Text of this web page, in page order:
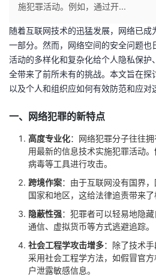
主
页
的
开
发
者
我
的
博
客
我
的
论
坛
我
的
圈
子
我
的
直
我
的
我
施犯罪活动。例如，通过开...
随着互联网技术的迅猛发展，网络已成
一部分。然而，网络空间的安全问题也
活动的多样化和复杂化给个人隐私保护
全带来了前所未有的挑战。本文旨在探
以及个人和组织应如何有效防范和应对
一、网络犯罪的新特点
高度专业化：网络犯罪分子往往
用最新的信息技术实施犯罪活动。
病毒等工具进行攻击。
跨境作案：由于互联网没有国界
国家和地区，这给法律追责带来了
隐蔽性强：犯罪者可以轻易地隐
通信、虚拟货币等方式逃避追踪。
社会工程学攻击增多：除了技术
采用社会工程学方法，如假冒官
户泄露敏感信息。